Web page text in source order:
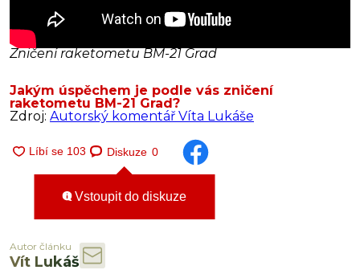
Zničení raketometu BM-21 Grad
Jakým úspěchem je podle vás zničení
raketometu BM-21 Grad?
Zdroj: Autorský komentář Víta Lukáše
Diskuze 0
Vstoupit do diskuze
Autor článku
Vít Lukáš